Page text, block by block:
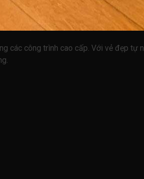
các công trình cao cấp. Với vẻ đẹp tự